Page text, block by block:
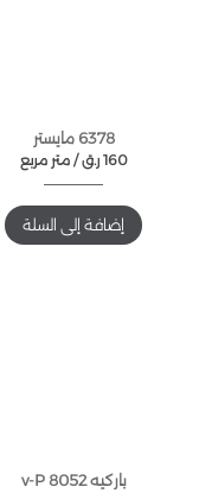
6378 مايستر
متر مربع / 160 ر.ق
إضافة إلى السلة
باركيه v-P 8052